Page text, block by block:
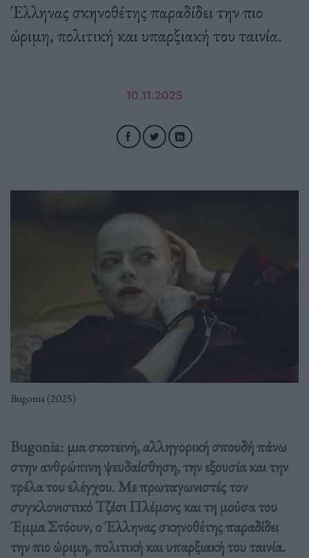
Έλληνας σκηνοθέτης παραδίδει την πιο
ώριμη, πολιτική και υπαρξιακή του ταινία.
10.11.2025
Bugonia (2025)
Bugonia: μια σκοτεινή, αλληγορική σπουδή πάνω
στην ανθρώπινη ψευδαίσθηση, την εξουσία και την
τρέλα του ελέγχου. Με πρωταγωνιστές τον
συγκλονιστικό Τζέσι Πλέμονς και τη μούσα του
Έμμα Στόουν, ο Έλληνας σκηνοθέτης παραδίδει
την πιο ώριμη, πολιτική και υπαρξιακή του ταινία.